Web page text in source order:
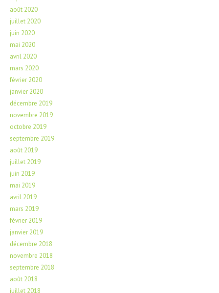
août 2020
juillet 2020
juin 2020
mai 2020
avril 2020
mars 2020
février 2020
janvier 2020
décembre 2019
novembre 2019
octobre 2019
septembre 2019
août 2019
juillet 2019
juin 2019
mai 2019
avril 2019
mars 2019
février 2019
janvier 2019
décembre 2018
novembre 2018
septembre 2018
août 2018
juillet 2018